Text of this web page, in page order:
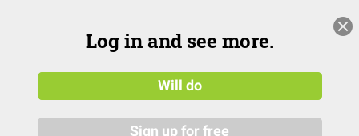
Log in and see more.
Will do
Sign up for free